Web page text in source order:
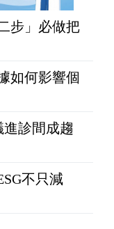
步」必做把
如何影響個
診間成趨
不只減